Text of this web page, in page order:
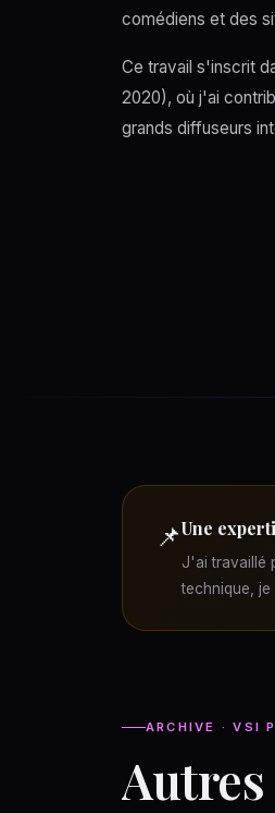
comédiens et des
Ce travail s'inscrit
2020), où j'ai
grands diffuseurs
📌Une
J'ai travaillé
technique, je
ARCHIVE · VSI